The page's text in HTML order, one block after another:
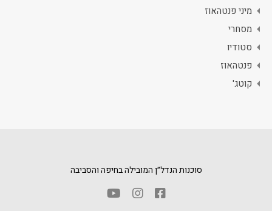
מיני פנטהאוז
מסחרי
סטודיו
פנטהאוז
קוטג'
סוכנות הנדל״ן המובילה בחיפה והסביבה